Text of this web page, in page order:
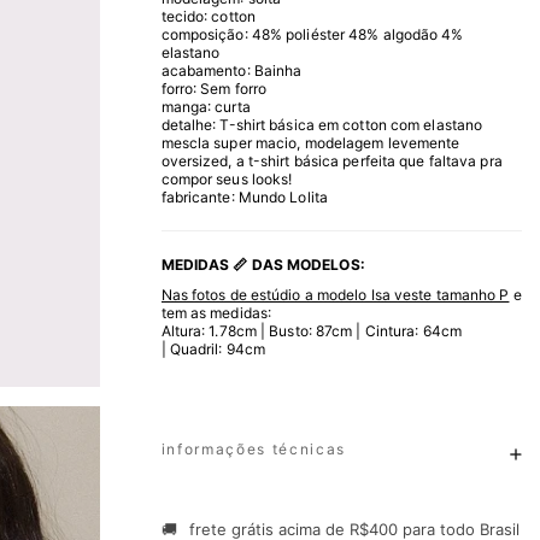
tecido: cotton
composição: 48% poliéster 48% algodão 4%
elastano
acabamento: Bainha
forro: Sem forro
manga: curta
detalhe: T-shirt básica em cotton com elastano
mescla super macio, modelagem levemente
oversized, a t-shirt básica perfeita que faltava pra
compor seus looks!
fabricante: Mundo Lolita
MEDIDAS 📏 DAS MODELOS:
Nas fotos de estúdio a modelo Isa veste tamanho P e
tem as medidas:
Altura: 1.78cm | Busto: 87cm | Cintura: 64cm
| Quadril: 94cm
informações técnicas
🚚 frete grátis acima de R$400 para todo Brasil